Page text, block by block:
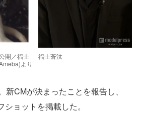
開／福士
より
福士蒼汰
CMが決まったことを報告し、
ショットを掲載した。